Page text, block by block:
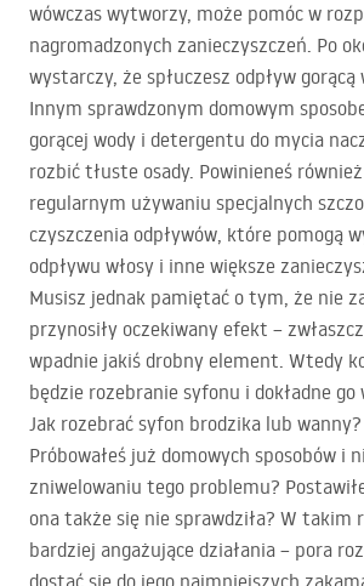
wówczas wytworzy, może pomóc w
nagromadzonych zanieczyszczeń. Po
wystarczy, że spłuczesz odpływ gorącą
Innym sprawdzonym domowym
gorącej wody i detergentu do mycia
rozbić tłuste osady. Powinieneś
regularnym używaniu specjalnych
czyszczenia odpływów, które pomogą
odpływu włosy i inne większe
Musisz jednak pamiętać o tym, że nie
przynosiły oczekiwany efekt –
wpadnie jakiś drobny element. Wtedy
będzie rozebranie syfonu i dokładne go
Jak rozebrać syfon brodzika lub wanny?
Próbowałeś już domowych sposobów i
zniwelowaniu tego problemu?
ona także się nie sprawdziła? W takim
bardziej angażujące działania – pora